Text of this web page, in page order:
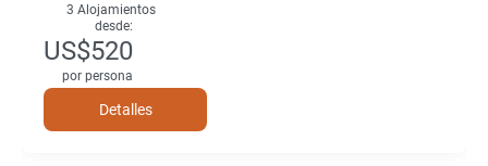
3 Alojamientos
desde:
US$520
por persona
Detalles